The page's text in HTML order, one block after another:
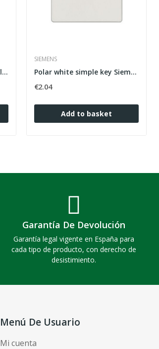
Placa 1 elemento horizontal serie Coral sin...
SIEMENS
Polar white simple key Siemens Delta Miro I-SYS...
€2.04
Add to basket
Garantía De Devolución
Garantía legal vigente en España para
cada tipo de producto, con derecho de
desistimiento.
Menú De Usuario
Mi cuenta